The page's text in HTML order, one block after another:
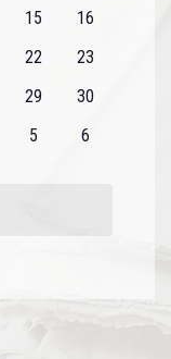
0
15
0
16
0
22
0
23
0
29
0
30
0
5
0
6